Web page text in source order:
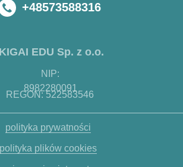
NIP:
8982280091
+48573588316
REGON: 522583546
polityka prywatności
polityka plików cookies
EDU Sp. z o.o.